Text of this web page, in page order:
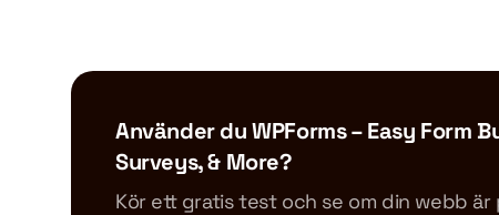
Använder du WPForms – Easy Form
Surveys, & More?
Kör ett gratis test och se om din webb